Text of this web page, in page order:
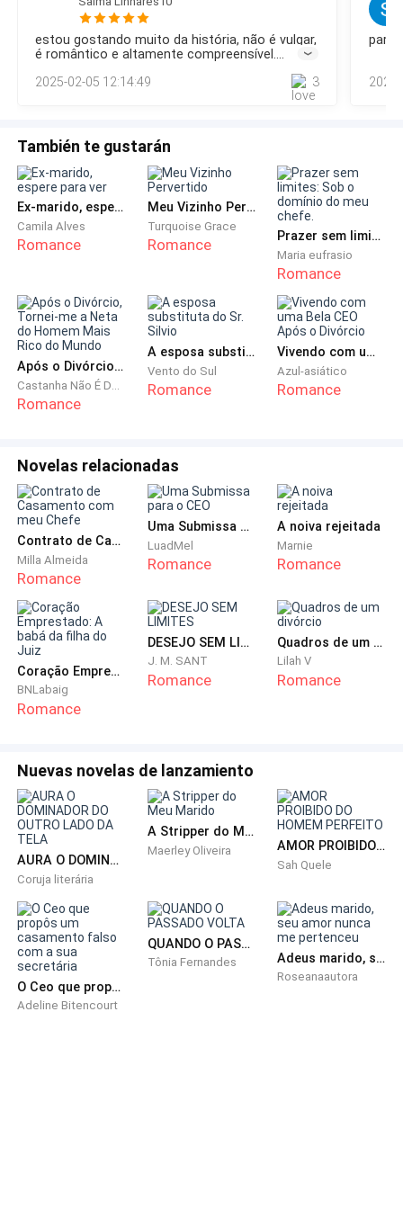
cabelos castanhos brilhosos.
- Mary, esses são Nanda e Theodore, nossos clientes.
- Ana introduziu esperando alguma reação da minha
revirar.
- É... - Murmurei deslizando vagarosamente na
cadeira. - Que ótimo revê-los. - Conclui apertando
minhas mãos suadas.
- Mary... Quanto tempo... - Theodore comentou e
peguei na pasta que Ana segurava.
- Então... Vão se casar?
- Espero que esteja bem com isso, sei que você e o
Theo não terminaram muito bem, mas queríamos as
- Aonde seria o casamento? - Perguntei evitando
qualquer outro assunto. - Campo, praia, casa, igreja...
- Vai ser na casa de campo dos meus pais na Itália. -
Afirmou e assenti rabiscando no papel enquanto Ana
- Vocês já têm padrinhos ou o total de convidados
definidos?
- Os padrinhos sim, mas ainda não fizemos a lista de
- Sem problemas, teremos tempo para isso, vamos
ver alguns detalhes e entraremos em contato com
vocês. Quando podemos ir analisar o lugar? -
Perguntei.
- Esse fim de semana seria ótimo. Temos duas
semanas por lá com toda a minha família inclusive,
chamei a sua também. - Sorriu.
- Ótimo, deixamos isso acertado então. - Disse
rabiscando o papel novamente.
pelo seu pulo e gargalho enquanto o cachorro nada até a
borda da piscina.- Esse cachorro quer me matar, eu sinto
isso. - afirmou ofegante e gargalhei ainda mais.- É por que
você não foi passear com ele hoje, bem feito. - acusei.-
Você não quis ir c
estou gostando muito da história, não é vulgar,
é romântico e altamente compreensível.
2025-02-05 12:14:49
3
También te gustarán
Ex-marido, espere para ver
Camila Alves
Romance
Meu Vizinho Pervertido
Turquoise Grace
Romance Prazer sem limites: Sob o domínio do meu chefe.
Maria eufrasio
Romance
Após o Divórcio, Tornei-me a Neta do Homem Mais Rico do Mundo
Romance
A esposa substituta do Sr. Silvio
Vento do Sul
Romance
Vivendo com uma Bela CEO Após o Divórcio
Azul-asiático
Romance
Novelas relacionadas
Contrato de Casamento com meu Chefe
Milla Almeida
Romance
Uma Submissa para o CEO
LuadMel
Romance
A noiva rejeitada
Marnie
Romance
Coração Emprestado: A babá da filha do Juiz
BNLabaig
Romance
DESEJO SEM LIMITES
J. M. SANT
Romance
Quadros de um divórcio
Lilah V
Romance
Nuevas novelas de lanzamiento
AURA O DOMINADOR DO OUTRO LADO DA TELA
Coruja literária
A Stripper do Meu Marido
Maerley Oliveira AMOR PROIBIDO DO HOMEM PERFEITO
Sah Quele
O Ceo que propôs um casamento falso com a sua secretária
Adeline Bitencourt
QUANDO O PASSADO VOLTA
Tônia Fernandes Adeus marido, seu amor nunca me pertenceu
Roseanaautora